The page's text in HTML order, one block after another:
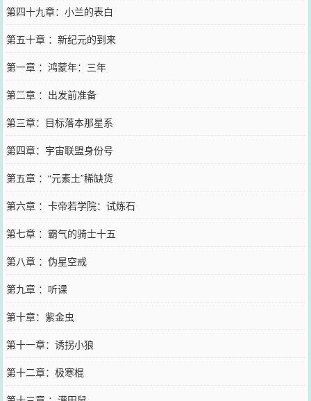
第四十九章：小兰的表白
第五十章 ：新纪元的到来
第一章 ：鸿蒙年：三年
第二章 ：出发前准备
第三章：目标落本那星系
第四章：宇宙联盟身份号
第五章 ：“元素土”稀缺货
第六章 ：卡帝若学院：试炼石
第七章 ：霸气的骑士十五
第八章 ：伪星空戒
第九章 ：听课
第十章：紫金虫
第十一章：诱拐小狼
第十二章：极寒棍